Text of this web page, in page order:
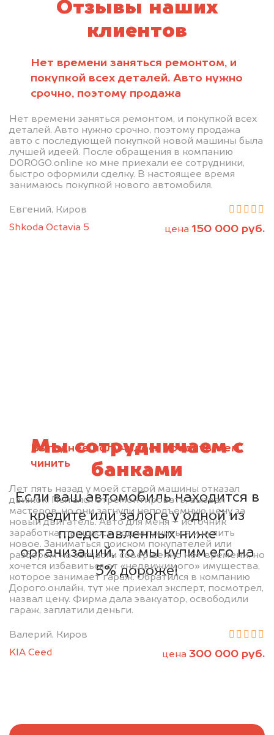
Отзывы наших
клиентов
Нет времени заняться ремонтом, и
покупкой всех деталей. Авто нужно
срочно, поэтому продажа
Нет времени заняться ремонтом, и покупкой всех
деталей. Авто нужно срочно, поэтому продажа
авто с последующей покупкой новой машины была
лучшей идеей. После обращения в компанию
DOROGO.online ко мне приехали ее сотрудники,
быстро оформили сделку. В настоящее время
занимаюсь покупкой нового автомобиля.
Евгений, Киров
Shkoda Octavia 5
цена 150 000 руб.
Выгоднее получилось продать, чем
чинить
Лет пять назад у моей старой машины отказал
движок. Пытался отремонтировать, вызвал
мастеров, но они загнули неподъемную цену за
новый двигатель. Авто для меня – источник
заработка, пришлось поднатужиться и купить
новое. Заниматься поиском покупателей или
разбором на запчасти совершенно нет времени, но
хочется избавиться от «недвижимого» имущества,
которое занимает гараж. Обратился в компанию
Дорого.онлайн, тут же приехал эксперт, посмотрел,
назвал цену. Фирма дала эвакуатор, освободили
гараж, заплатили деньги.
Валерий, Киров
KIA Ceed
цена 300 000 руб.
Мы сотрудничаем с
банками
Если ваш автомобиль находится в
кредите или залоге у одной из
представленных ниже
организаций, то мы купим его на
5% дороже!